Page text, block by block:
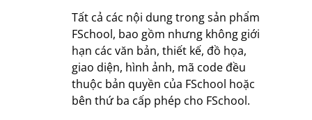
Tất cả các nội dung trong sản phẩm
FSchool, bao gồm nhưng không giới
hạn các văn bản, thiết kế, đồ họa,
giao diện, hình ảnh, mã code đều
thuộc bản quyền của FSchool hoặc
bên thứ ba cấp phép cho FSchool.